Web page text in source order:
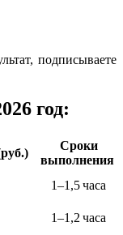
подписываете
год:
Сроки
выполнения
1–1,5 часа
1–1,2 часа